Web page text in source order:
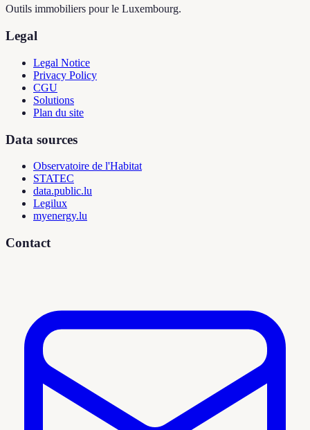
Outils immobiliers pour le Luxembourg.
Legal
Legal Notice
Privacy Policy
CGU
Solutions
Plan du site
Data sources
Observatoire de l'Habitat
STATEC
data.public.lu
Legilux
myenergy.lu
Contact